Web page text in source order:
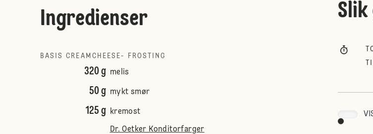
Ingredienser
BASIS CREAMCHEESE- FROSTING
320 g melis
50 g mykt smør
125 g kremost
Dr. Oetker Konditorfarger